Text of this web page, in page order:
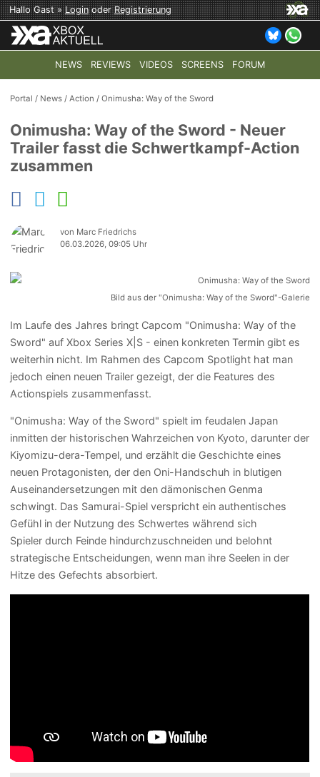
Hallo Gast »LoginoderRegistrierung
NEWS REVIEWS VIDEOS SCREENS FORUM
TOP-THEMEN: COD: MODERN WARFARE 4 HALO:
Portal / News /Action /Onimusha: Way of the Sword
Onimusha: Way of the Sword - Neuer
Trailer fasst die Schwertkampf-Action
zusammen
von Marc Friedrichs
06.03.2026, 09:05 Uhr
Bild aus der "Onimusha: Way of the Sword"-Galerie
Im Laufe des Jahres bringt Capcom "Onimusha: Way of the
Sword" auf Xbox Series X|S - einen konkreten Termin gibt es
weiterhin nicht. Im Rahmen des Capcom Spotlight hat man
jedoch einen neuen Trailer gezeigt, der die Features des
Actionspiels zusammenfasst.
"Onimusha: Way of the Sword" spielt im feudalen Japan
inmitten der historischen Wahrzeichen von Kyoto, darunter der
Kiyomizu-dera-Tempel, und erzählt die Geschichte eines
neuen Protagonisten, der den Oni-Handschuh in blutigen
Auseinandersetzungen mit den dämonischen Genma
schwingt. Das Samurai-Spiel verspricht ein authentisches
Gefühl in der Nutzung des Schwertes während sich
Spieler durch Feinde hindurchzuschneiden und belohnt
strategische Entscheidungen, wenn man ihre Seelen in der
Hitze des Gefechts absorbiert.